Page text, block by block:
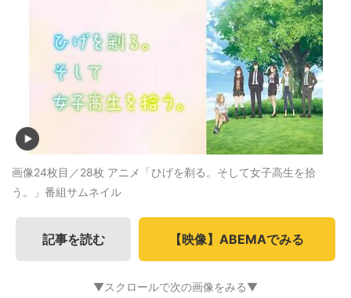
画像24枚目／28枚 アニメ「ひげを剃る。そして女子高生を拾
う。」番組サムネイル
記事を読む 【映像】ABEMAでみる
▼スクロールで次の画像をみる▼